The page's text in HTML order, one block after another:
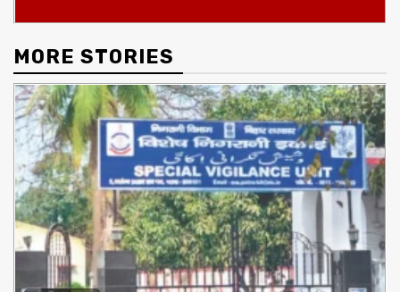
MORE STORIES